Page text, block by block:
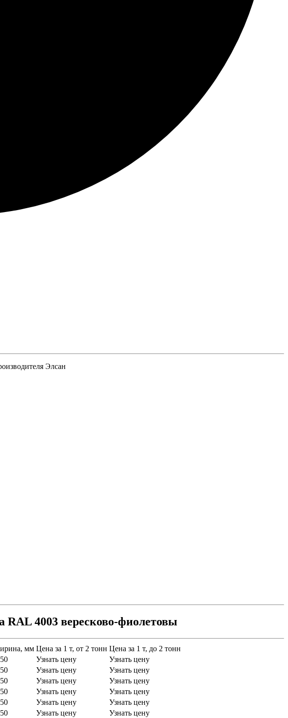
Элсан
4003 вересково-фиолетовы
мм Цена за 1 т, от 2 тонн Цена за 1 т, до 2 тонн
Узнать цену
Узнать цену
Узнать цену
Узнать цену
Узнать цену
Узнать цену
Узнать цену
Узнать цену
Узнать цену
Узнать цену
Узнать цену
Узнать цену